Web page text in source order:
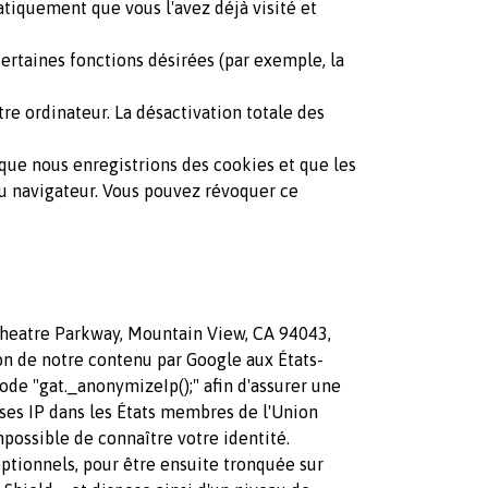
que vous l'avez déjà visité et
fonctions désirées (par exemple, la
ordinateur. La désactivation totale des
nous enregistrions des cookies et que les
Vous pouvez révoquer ce
Parkway, Mountain View, CA 94043,
de notre contenu par Google aux États-
"gat._anonymizeIp();" afin d'assurer une
IP dans les États membres de l'Union
de connaître votre identité.
pour être ensuite tronquée sur